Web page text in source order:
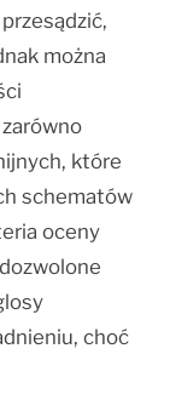
można
które
schematów
oceny
choć